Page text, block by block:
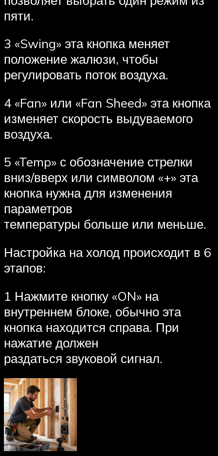
пяти.
3 «Swing» эта кнопка меняет
положение жалюзи, чтобы
регулировать поток воздуха.
4 «Fan» или «Fan Sheed» эта кнопка
изменяет скорость выдуваемого
воздуха.
5 «Temp» с обозначение стрелки
вниз/вверх или символом «+» эта
кнопка нужна для изменения
параметров
температуры больше или меньше.
Настройка на холод происходит в 6
этапов:
1 Нажмите кнопку «ON» на
внутреннем блоке, обычно эта
кнопка находится справа. При
нажатие должен
раздаться звуковой сигнал.